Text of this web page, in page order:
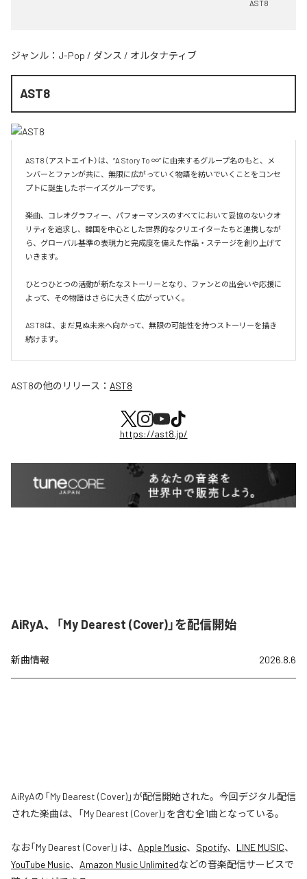
AST8
ジャンル： J-Pop / ダンス / オルタナティブ
AST8
AST8（アストエイト）は、“A Story To ∞” に由来するグループ名のもと、メ
ンバーとファンが共に、無限に広がっていく物語を紡いでいくことをコンセ
プトに誕生したボーイズグループです。
楽曲、コレオグラフィー、パフォーマンスのすべてにおいて妥協のないクオ
リティを追求し、韓国を中心とした世界的なクリエイターたちと連携しなが
ら、グローバル基準の表現力と完成度を備えた作品・ステージを創り上げて
いきます。
ひとつひとつの活動が新たなストーリーとなり、ファンとの出会いや応援に
よって、その物語はさらに大きく広がっていく。
AST8は、まだ見ぬ未来へ向かって、無限の可能性を持つストーリーを描き
続けます。
AST8の他のリリース： AST8
https://ast8.jp/
AiRyA、「My Dearest (Cover)」を配信開始
新曲情報 2026.8.6
AiRyAの「My Dearest (Cover)」が配信開始された。今回デジタル配信
された楽曲は、「My Dearest (Cover)」を含む全1曲となっている。
なお「My Dearest (Cover)」は、 Apple Music、 Spotify、 LINE MUSIC、
YouTube Music、 Amazon Music Unlimitedなどの音楽配信サービスで